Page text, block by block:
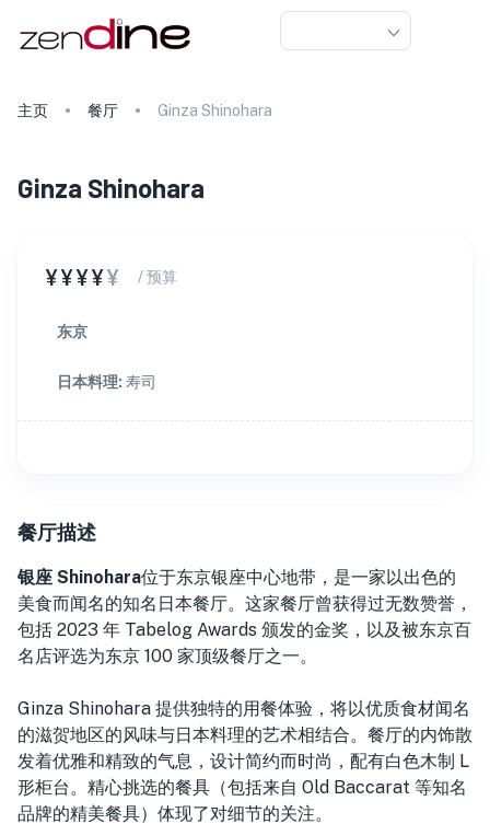
主页 餐厅 Ginza Shinohara
Ginza Shinohara
¥¥¥¥¥ / 预算
东京
日本料理: 寿司
餐厅描述
银座 Shinohara位于东京银座中心地带， 是一家以出色的
美食而闻名的知名日本餐厅。这家餐厅曾获得过无数赞誉，
包括 2023 年 Tabelog Awards 颁发的金奖，以及被东京百
名店评选为东京 100 家顶级餐厅之一。
Ginza Shinohara 提供独特的用餐体验，将以优质食材闻名
的滋贺地区的风味与日本料理的艺术相结合。餐厅的内饰散
发着优雅和精致的气息，设计简约而时尚，配有白色木制 L
形柜台。精心挑选的餐具（包括来自 Old Baccarat 等知名
品牌的精美餐具）体现了对细节的关注。